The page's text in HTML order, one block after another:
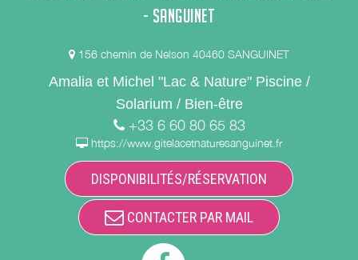
- SANGUINET
156 chemin de Nelson 40460 SANGUINET
Amalia et Michel "Lac & Nature" Piscine /
Solarium / Bien-être
+33 6 60 80 65 83
https://www.gitelacetnaturesanguinet.fr
DISPONIBILITÉS/RÉSERVATION
CONTACTER PAR MAIL